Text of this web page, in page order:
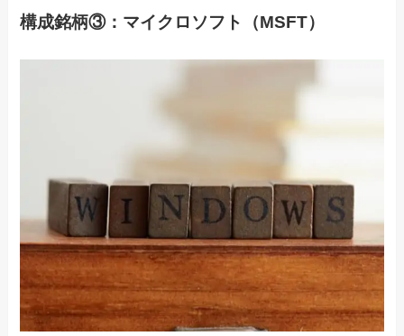
構成銘柄③：マイクロソフト（MSFT）